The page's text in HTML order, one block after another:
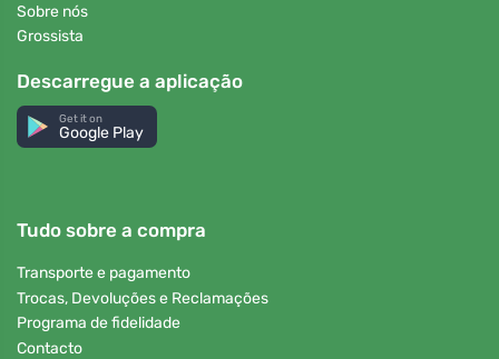
Sobre nós
Grossista
Descarregue a aplicação
Get it on
Google Play
Tudo sobre a compra
Transporte e pagamento
Trocas, Devoluções e Reclamações
Programa de fidelidade
Contacto